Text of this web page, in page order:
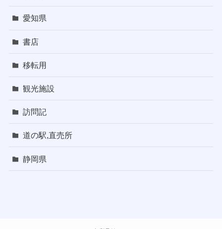
愛知県
書店
移転用
観光施設
訪問記
道の駅,直売所
静岡県